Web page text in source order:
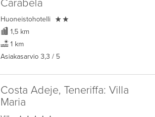
Carabela
Huoneistohotelli 
1,5 km
1 km
Asiakasarvio 3,3 / 5
Costa Adeje, Teneriffa: Villa
Maria